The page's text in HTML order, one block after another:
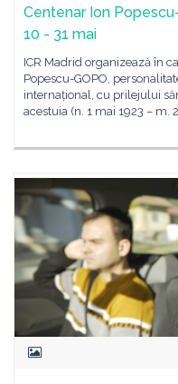
Centenar Ion
10 - 31 mai
ICR Madrid organizează în
Popescu-GOPO,
internațional, cu prilejului
acestuia (n. 1 mai 1923 – m.